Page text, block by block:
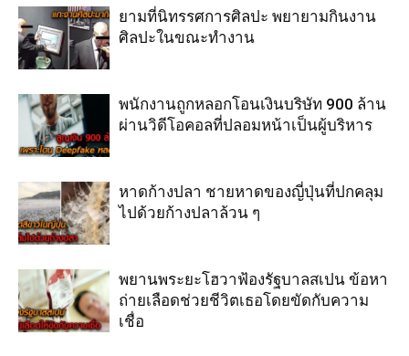
ยามที่นิทรรศการศิลปะ พยายามกินงาน
ศิลปะในขณะทำงาน
พนักงานถูกหลอกโอนเงินบริษัท 900 ล้าน
ผ่านวิดีโอคอลที่ปลอมหน้าเป็นผู้บริหาร
หาดก้างปลา ชายหาดของญี่ปุ่นที่ปกคลุม
ไปด้วยก้างปลาล้วน ๆ
พยานพระยะโฮวาฟ้องรัฐบาลสเปน ข้อหา
ถ่ายเลือดช่วยชีวิตเธอโดยขัดกับความ
เชื่อ